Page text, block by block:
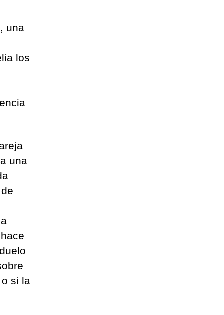
, una
los
una
si la